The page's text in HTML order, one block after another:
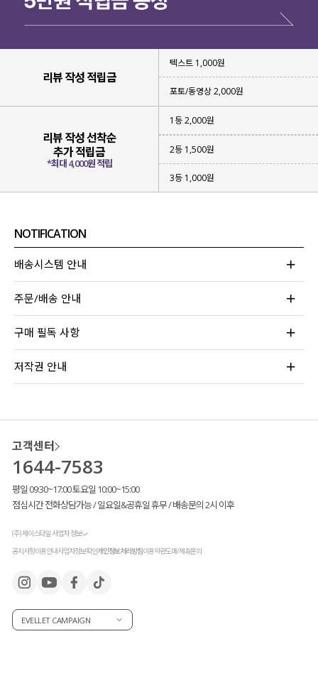
리뷰 작성 적립금
텍스트 1,000원
포토/동영상 2,000원
리뷰 작성 선착순
추가 적립금
*최대 4,000원 적립
1등 2,000원
2등 1,500원
3등 1,000원
NOTIFICATION
배송시스템 안내
주문/배송 안내
구매 필독 사항
저작권 안내
고객센터
1644-7583
평일 09:30~17:00 토요일 10:00~15:00
점심시간 전화상담가능 / 일요일&공휴일 휴무 / 배송문의 2시 이후
(주) 제이스타일 사업자 정보
공지사항이용안내사업자정보확인개인정보처리방침이용약관도매/제휴문의
EVELLET CAMPAIGN